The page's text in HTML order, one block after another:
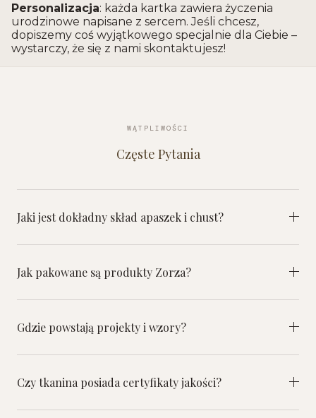
Personalizacja: każda kartka zawiera życzenia
urodzinowe napisane z sercem. Jeśli chcesz,
dopiszemy coś wyjątkowego specjalnie dla Ciebie –
wystarczy, że się z nami skontaktujesz!
WĄTPLIWOŚCI
Częste Pytania
Jaki jest dokładny skład apaszek i chust?
Jak pakowane są produkty Zorza?
Gdzie powstają projekty i wzory?
Czy tkanina posiada certyfikaty jakości?